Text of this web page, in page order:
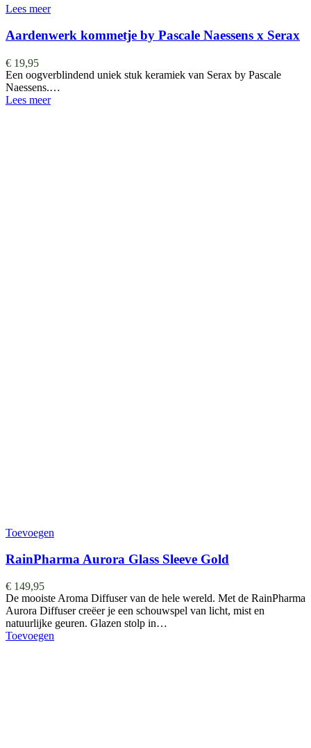
Lees meer
Aardenwerk kommetje by Pascale Naessens x Serax
€ 19,95
Een oogverblindend uniek stuk keramiek van Serax by Pascale
Naessens.…
Lees meer
Toevoegen
RainPharma Aurora Glass Sleeve Gold
€ 149,95
De mooiste Aroma Diffuser van de hele wereld. ​​​​​​​​Met de RainPharma
Aurora Diffuser creëer je een schouwspel van licht, mist en
natuurlijke geuren. Glazen stolp in…
Toevoegen